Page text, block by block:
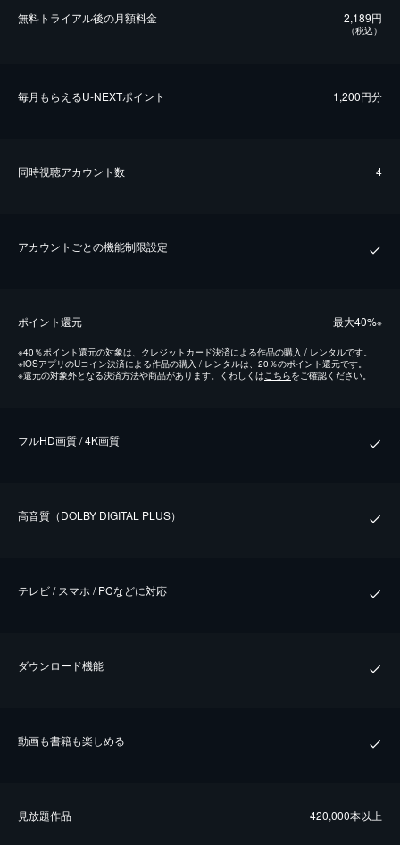
無料トライアル後の⽉額料金 2,189円
（税込）
毎⽉もらえるU-NEXTポイント 1,200円分
同時視聴アカウント数 4
アカウントごとの機能制限設定
ポイント還元 最⼤40%※
※40％ポイント還元の対象は、クレジットカード決済による作品の購入 / レンタルです。
※iOSアプリのUコイン決済による作品の購入 / レンタルは、20％のポイント還元です。
※還元の対象外となる決済方法や商品があります。くわしくはこちらをご確認ください。
フルHD画質 / 4K画質
⾼⾳質（DOLBY DIGITAL PLUS）
テレビ / スマホ / PCなどに対応
ダウンロード機能
動画も書籍も楽しめる
⾒放題作品 420,000本以上